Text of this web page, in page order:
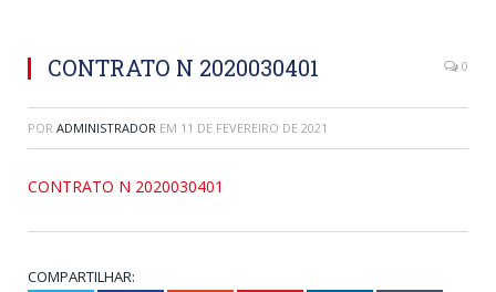
CONTRATO N 2020030401 0
POR ADMINISTRADOR EM 11 DE FEVEREIRO DE 2021
CONTRATO N 2020030401
COMPARTILHAR: